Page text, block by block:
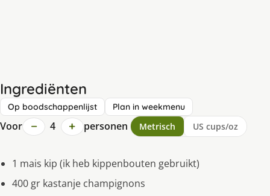
Ingrediënten
Op boodschappenlijst Plan in weekmenu
Voor − 4 + personen Metrisch US cups/oz
1 mais kip (ik heb kippenbouten gebruikt)
400 gr kastanje champignons